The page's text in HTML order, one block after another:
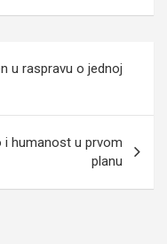
u raspravu o jednoj
i humanost u prvom
planu